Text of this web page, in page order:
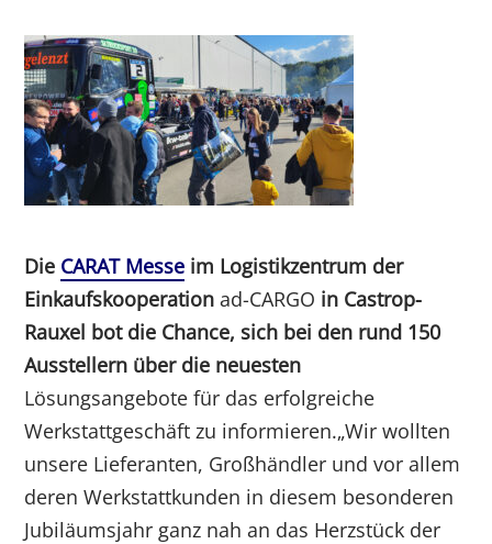
Die CARAT Messe im Logistikzentrum der
Einkaufskooperationad-CARGO in Castrop-
Rauxel bot die Chance, sich bei den rund 150
Ausstellern über die neuesten
Lösungsangebote für das erfolgreiche
Werkstattgeschäft zu informieren.„Wir wollten
unsere Lieferanten, Großhändler und vor allem
deren Werkstattkunden in diesem besonderen
Jubiläumsjahr ganz nah an das Herzstück der